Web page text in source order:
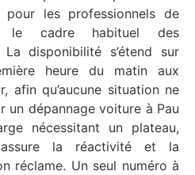
les professionnels de
le cadre habituel des
La disponibilité s’étend sur
heure du matin aux
afin qu’aucune situation ne
un dépannage voiture à Pau
nécessitant un plateau,
la réactivité et la
réclame. Un seul numéro à